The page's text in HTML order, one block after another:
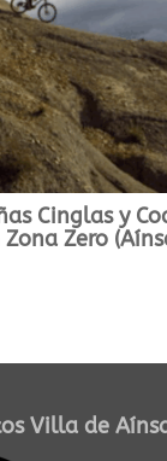
Cinglas y
Zona Zero
Villa de